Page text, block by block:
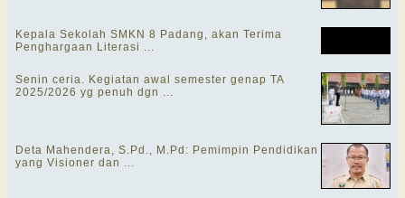
Kepala Sekolah SMKN 8 Padang, akan Terima
Penghargaan Literasi ...
Senin ceria. Kegiatan awal semester genap TA
2025/2026 yg penuh dgn ...
Deta Mahendera, S.Pd., M.Pd: Pemimpin Pendidikan
yang Visioner dan ...